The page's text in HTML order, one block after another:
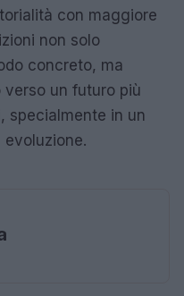
con maggiore
non solo
concreto, ma
un futuro più
specialmente in un